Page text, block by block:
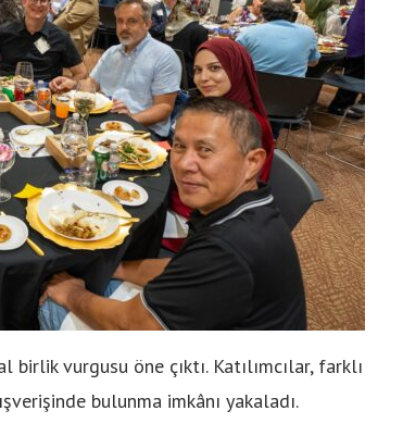
vurgusu öne çıktı. Katılımcılar, farklı
bulunma imkânı yakaladı.